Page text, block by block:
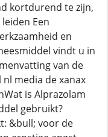
kortdurend te zijn,
Een
en
vindt u in
van de
media de xanax
is Alprazolam
gebruikt?
&bull; voor de